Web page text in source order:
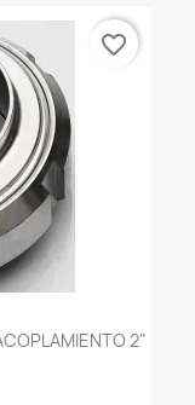
2"
favorite_border